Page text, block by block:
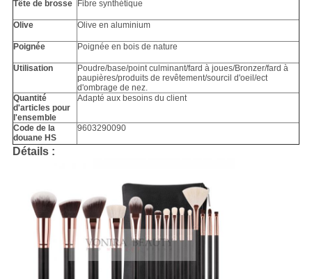
Tête de brosse Fibre synthétique
Olive Olive en aluminium
Poignée Poignée en bois de nature
Utilisation
Poudre/base/point culminant/fard à joues/Bronzer/fard à
paupières/produits de revêtement/sourcil d'oeil/ect
d'ombrage de nez.
Quantité
d'articles pour
l'ensemble
Adapté aux besoins du client
Code de la
douane HS
9603290090
Détails :